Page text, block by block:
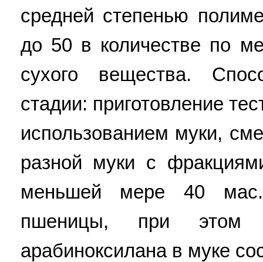
средней степенью
до 50 в количестве по
сухого вещества.
стадии: приготовление
использованием муки,
разной муки с
меньшей мере 40
пшеницы, при этом
арабиноксилана в муке